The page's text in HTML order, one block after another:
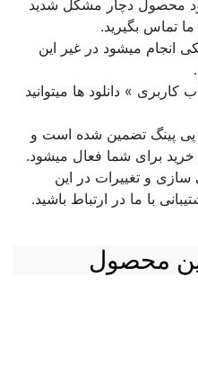
محصول دچار مشکل شدید
تماس بگیرید.
انجام میشود در غیر این
» دانلود ها میتوانید
پینگ تضمین شده است و
خرید برای شما فعال میشود.
و تغییرات در این
با ما در ارتباط باشید.
محصول